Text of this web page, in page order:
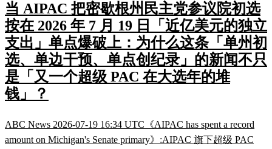
当 AIPAC 把密歇根州民主党参议院初选
按在 2026 年 7 月 19 日「近亿美元的独立
支出」单点爆破上：为什么这条「单州初
选、单边干预、单点创纪录」的新闻不只
是「又一个超级 PAC 在大选年的堆
钱」？
ABC News 2026-07-19 16:34 UTC《AIPAC has spent a record
amount on Michigan's Senate primary》:AIPAC 旗下超级 PAC